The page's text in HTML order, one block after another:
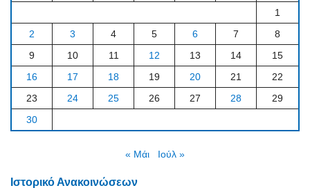
1
2
3 4 5 6 7
8
9
10 11 12 13 14
15
16
17 18 19 20 21
22
23
24 25 26 27 28
29
30
« Μάι Ιούλ »
Ιστορικό Ανακοινώσεων